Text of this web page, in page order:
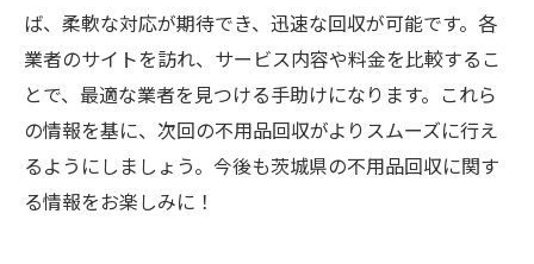
ば、柔軟な対応が期待でき、迅速な回収が可能です。各
業者のサイトを訪れ、サービス内容や料金を比較するこ
とで、最適な業者を見つける手助けになります。これら
の情報を基に、次回の不用品回収がよりスムーズに行え
るようにしましょう。今後も茨城県の不用品回収に関す
る情報をお楽しみに！